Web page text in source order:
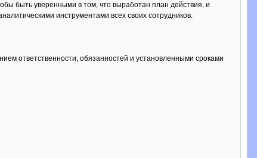
быть уверенными в том, что выработан план действия, и
инструментами всех своих сотрудников.
ответственности, обязанностей и установленными сроками